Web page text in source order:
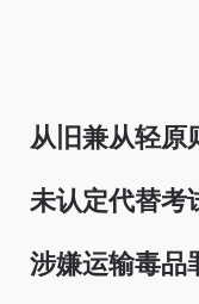
从旧兼从轻原
未认定代替考
涉嫌运输毒品